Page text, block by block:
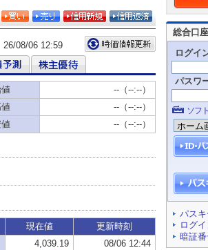
総合口
ログイ
パスワ
ソフ
パス
ログ
暗証